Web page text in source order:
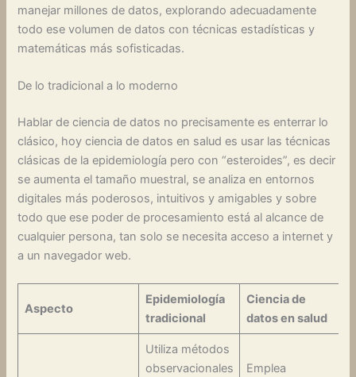
manejar millones de datos, explorando adecuadamente
todo ese volumen de datos con técnicas estadísticas y
matemáticas más sofisticadas.
De lo tradicional a lo moderno
Hablar de ciencia de datos no precisamente es enterrar lo
clásico, hoy ciencia de datos en salud es usar las técnicas
clásicas de la epidemiología pero con “esteroides”, es decir
se aumenta el tamaño muestral, se analiza en entornos
digitales más poderosos, intuitivos y amigables y sobre
todo que ese poder de procesamiento está al alcance de
cualquier persona, tan solo se necesita acceso a internet y
a un navegador web.
Aspecto
Epidemiología
tradicional
Ciencia de
datos en salud
Utiliza métodos
observacionales
Emplea